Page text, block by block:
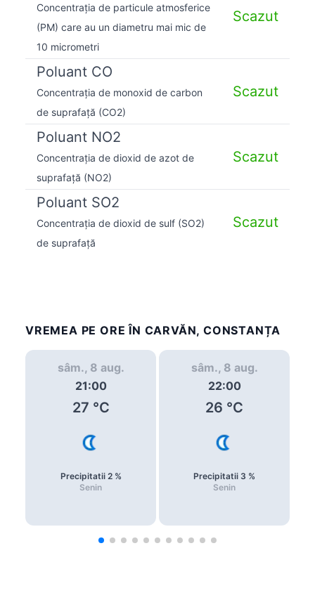
Concentrația de particule atmosferice
(PM) care au un diametru mai mic de
10 micrometri
Scazut
Poluant CO
Concentrația de monoxid de carbon
de suprafață (CO2)
Scazut
Poluant NO2
Concentrația de dioxid de azot de
suprafață (NO2)
Scazut
Poluant SO2
Concentrația de dioxid de sulf (SO2)
de suprafață
Scazut
VREMEA PE ORE ÎN CARVĂN, CONSTANȚA
sâm., 8 aug.
21:00
27 °C
Precipitatii 2%
Senin
sâm., 8 aug.
22:00
26 °C
Precipitatii 3 %
Senin